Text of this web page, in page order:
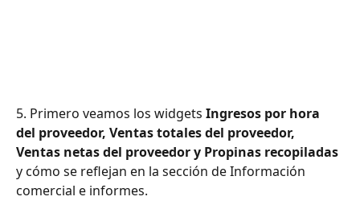
5. Primero veamos los widgets Ingresos por hora
del proveedor, Ventas totales del proveedor,
Ventas netas del proveedor y Propinas recopiladas
y cómo se reflejan en la sección de Información
comercial e informes.